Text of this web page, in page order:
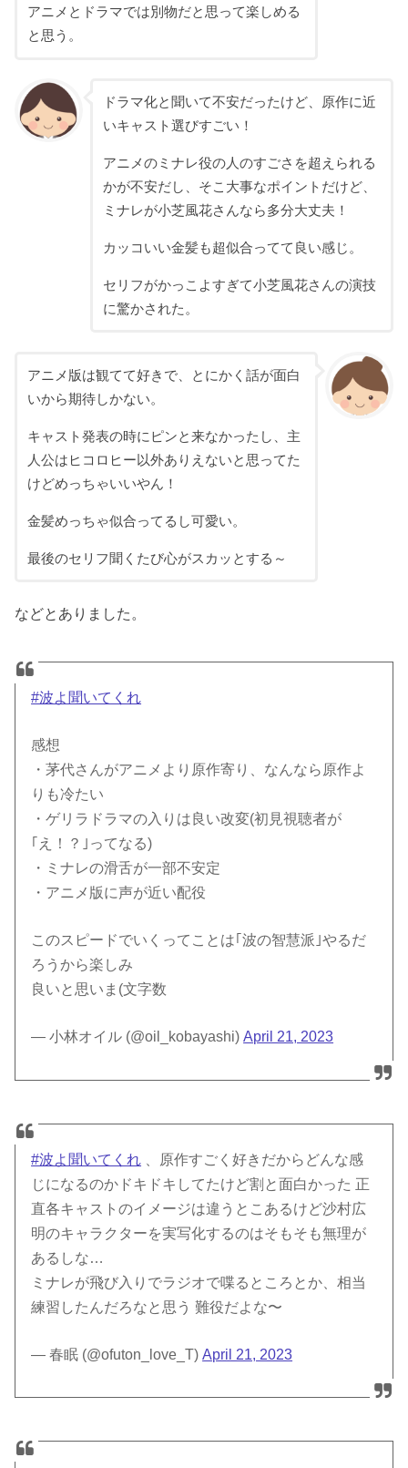
アニメとドラマでは別物だと思って楽しめる
と思う。
ドラマ化と聞いて不安だったけど、原作に近
いキャスト選びすごい！
アニメのミナレ役の人のすごさを超えられる
かが不安だし、そこ大事なポイントだけど、
ミナレが小芝風花さんなら多分大丈夫！
カッコいい金髪も超似合ってて良い感じ。
セリフがかっこよすぎて小芝風花さんの演技
に驚かされた。
アニメ版は観てて好きで、とにかく話が面白
いから期待しかない。
キャスト発表の時にピンと来なかったし、主
人公はヒコロヒー以外ありえないと思ってた
けどめっちゃいいやん！
金髪めっちゃ似合ってるし可愛い。
最後のセリフ聞くたび心がスカッとする～
などとありました。
#波よ聞いてくれ
感想
・茅代さんがアニメより原作寄り、なんなら原作よ
りも冷たい
・ゲリラドラマの入りは良い改変(初見視聴者が
｢え！？｣ってなる)
・ミナレの滑舌が一部不安定
・アニメ版に声が近い配役
このスピードでいくってことは｢波の智慧派｣やるだ
ろうから楽しみ
良いと思いま(文字数
— 小林オイル (@oil_kobayashi)April 21, 2023
#波よ聞いてくれ 、原作すごく好きだからどんな感
じになるのかドキドキしてたけど割と面白かった 正
直各キャストのイメージは違うとこあるけど沙村広
明のキャラクターを実写化するのはそもそも無理が
あるしな…
ミナレが飛び入りでラジオで喋るところとか、相当
練習したんだろなと思う 難役だよな〜
— 春眠 (@ofuton_love_T)April 21, 2023